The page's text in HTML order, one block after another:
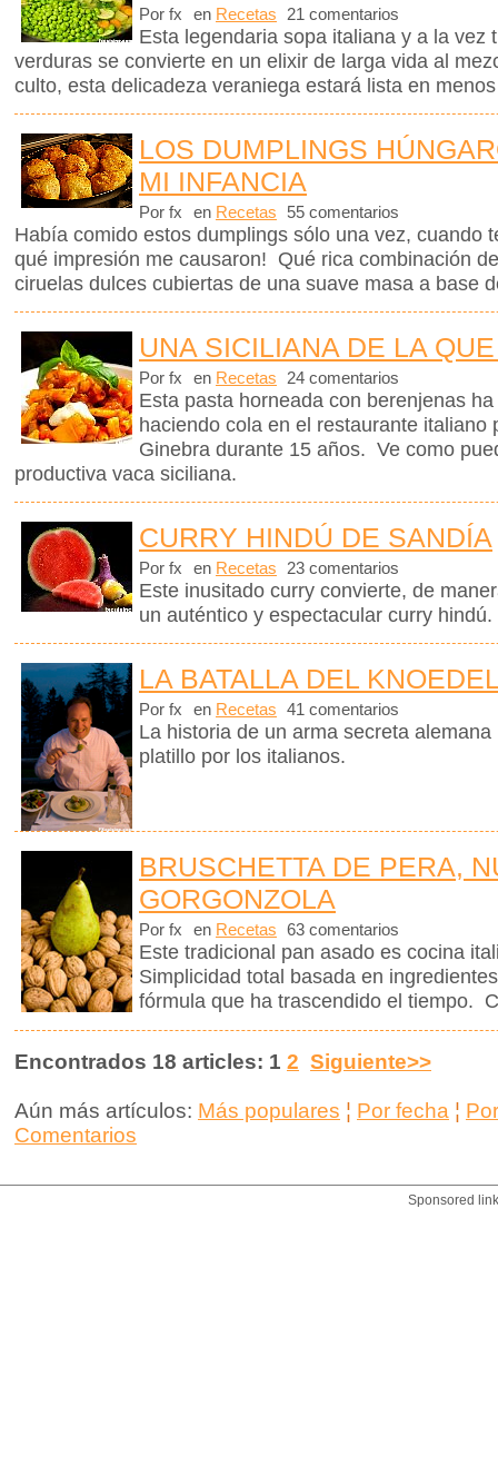
Por fx en Recetas 21 comentarios
Esta legendaria sopa italiana y a la vez
verduras se convierte en un elixir de larga vida al
culto, esta delicadeza veraniega estará lista en
LOS DUMPLINGS
MI INFANCIA
Por fx en Recetas 55 comentarios
Había comido estos dumplings sólo una vez, cuando
qué impresión me causaron! Qué rica combinación
ciruelas dulces cubiertas de una suave masa a base
UNA SICILIANA DE LA
Por fx en Recetas 24 comentarios
Esta pasta horneada con berenjenas
haciendo cola en el restaurante italiano
Ginebra durante 15 años. Ve como
productiva vaca siciliana.
CURRY HINDÚ DE SANDÍA
Por fx en Recetas 23 comentarios
Este inusitado curry convierte, de
un auténtico y espectacular curry hindú.
LA BATALLA DEL
Por fx en Recetas 41 comentarios
La historia de un arma secreta
platillo por los italianos.
BRUSCHETTA DE PERA,
GORGONZOLA
Por fx en Recetas 63 comentarios
Este tradicional pan asado es cocina
Simplicidad total basada en
fórmula que ha trascendido el tiempo.
Encontrados 18 articles: 1 2 Siguiente>>
Aún más artículos: Más populares ¦ Por fecha ¦
Comentarios
Sponsored